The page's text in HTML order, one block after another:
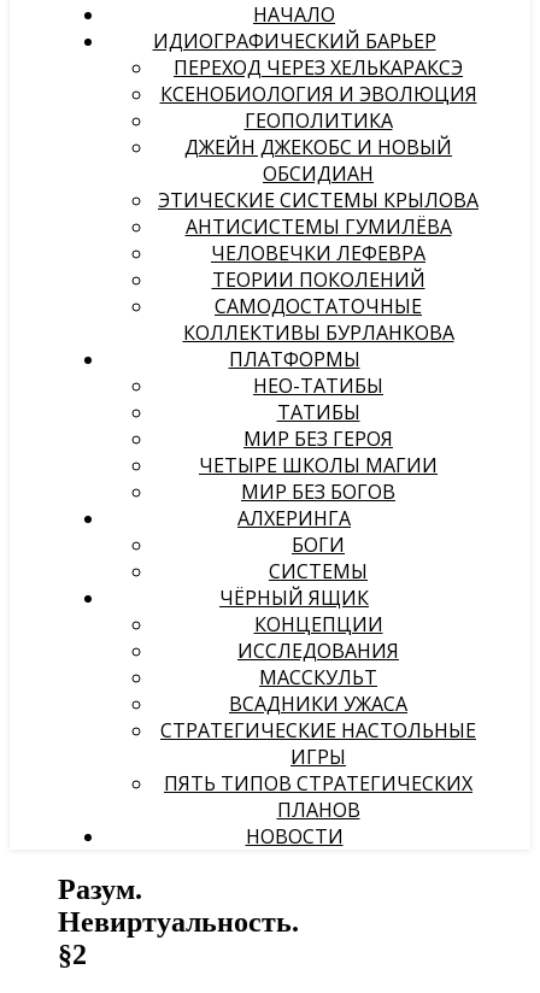
НАЧАЛО
ИДИОГРАФИЧЕСКИЙ БАРЬЕР
ПЕРЕХОД ЧЕРЕЗ ХЕЛЬКАРАКСЭ
КСЕНОБИОЛОГИЯ И ЭВОЛЮЦИЯ
ГЕОПОЛИТИКА
ДЖЕЙН ДЖЕКОБС И НОВЫЙ
ОБСИДИАН
ЭТИЧЕСКИЕ СИСТЕМЫ КРЫЛОВА
АНТИСИСТЕМЫ ГУМИЛЁВА
ЧЕЛОВЕЧКИ ЛЕФЕВРА
ТЕОРИИ ПОКОЛЕНИЙ
САМОДОСТАТОЧНЫЕ
КОЛЛЕКТИВЫ БУРЛАНКОВА
ПЛАТФОРМЫ
НЕО-ТАТИБЫ
ТАТИБЫ
МИР БЕЗ ГЕРОЯ
ЧЕТЫРЕ ШКОЛЫ МАГИИ
МИР БЕЗ БОГОВ
АЛХЕРИНГА
БОГИ
СИСТЕМЫ
ЧЁРНЫЙ ЯЩИК
КОНЦЕПЦИИ
ИССЛЕДОВАНИЯ
МАССКУЛЬТ
ВСАДНИКИ УЖАСА
СТРАТЕГИЧЕСКИЕ НАСТОЛЬНЫЕ
ИГРЫ
ПЯТЬ ТИПОВ СТРАТЕГИЧЕСКИХ
ПЛАНОВ
НОВОСТИ
Разум.
Невиртуальность.
§2